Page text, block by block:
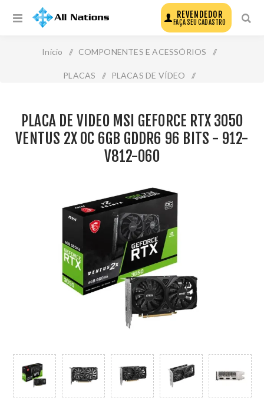
REVENDEDOR
FAÇA SEU CADASTRO
Início / COMPONENTES E ACESSÓRIOS /
PLACAS / PLACAS DE VÍDEO /
Gddr6 96 Bits - 912-V812-060
PLACA DE VIDEO MSI GEFORCE RTX 3050
VENTUS 2X OC 6GB GDDR6 96 BITS - 912-
V812-060